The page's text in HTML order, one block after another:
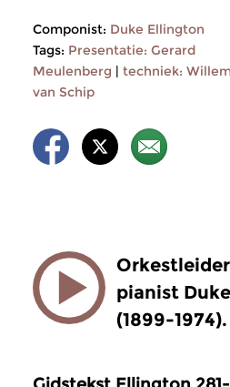
Componist: Duke Ellington
Tags: Presentatie: Gerard
Meulenberg | techniek: Willem
van Schip
pianist
(1899-1974).